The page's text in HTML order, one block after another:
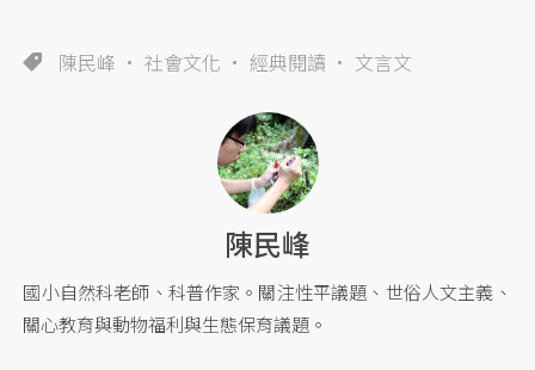
陳民峰 社會文化 經典閱讀 文言文
陳民峰
國小自然科老師、科普作家。關注性平議題、世俗人文主義、
關心教育與動物福利與生態保育議題。